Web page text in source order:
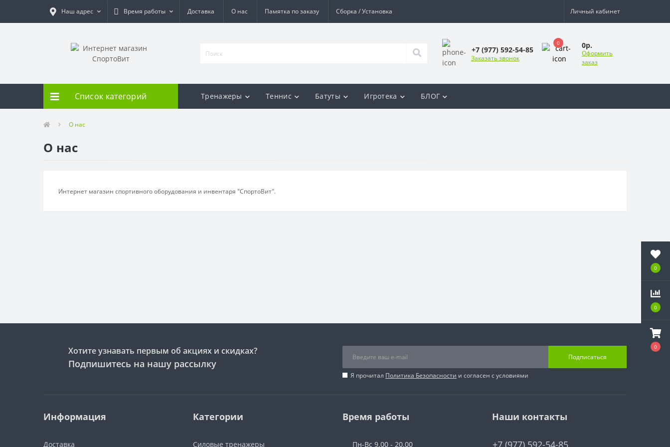
0
0
0
Наш адрес Время работы Доставка О нас Памятка по заказу Сборка / Установка Личный кабинет
+7 (977) 592-54-85
Заказать звонок
0 0р.
Оформить
заказ
Список категорий Тренажеры Теннис Батуты Игротека БЛОГ
О нас
О нас
Интернет магазин спортивного оборудования и инвентаря "СпортоВит".
Хотите узнавать первым об акциях и скидках?
Подпишитесь на нашу рассылку
Подписаться
Я прочитал Политика Безопасности и согласен с условиями
Информация
Доставка
Категории
Силовые тренажеры
Время работы
Пн-Вс 9.00 - 20.00
Наши контакты
+7 (977) 592-54-85